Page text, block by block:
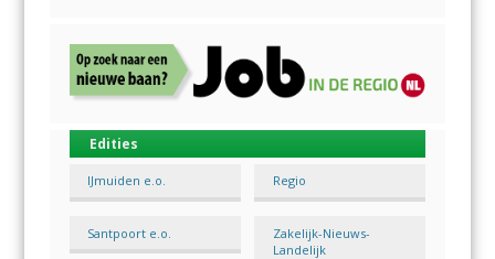
Edities
IJmuiden e.o. Regio
Santpoort e.o.
Zakelijk-Nieuws-
Landelijk